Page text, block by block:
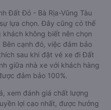
Đất Đỏ - Bà Rịa-Vũng Tàu
lựa chọn. Đây cũng có thể
khách không biết nên chọn
cạnh đó, việc đảm bảo
sau khi đặt vé xe đi Đất
giữa nhà xe với khách hàng
đảm bảo 100%.
xem đánh giá chất lượng
lợi cao nhất, được hưởng